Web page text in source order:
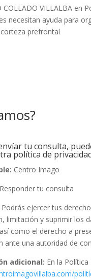
COLLADO VILLALBAen
necesitan ayuda para
prefrontal
tu consulta,
política de
Centro Imago
Responder tu consulta
Podrás ejercer tus
limitación y suprimir los
como el derecho a
ante una autoridad de
adicional: En la Política